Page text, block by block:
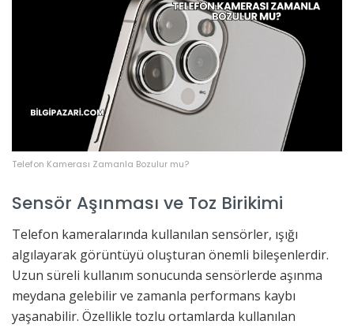
Telefon Kamerası Zamanla Bozulur mu?
Sensör Aşınması ve Toz Birikimi
Telefon kameralarında kullanılan sensörler, ışığı
algılayarak görüntüyü oluşturan önemli bileşenlerdir.
Uzun süreli kullanım sonucunda sensörlerde aşınma
meydana gelebilir ve zamanla performans kaybı
yaşanabilir. Özellikle tozlu ortamlarda kullanılan